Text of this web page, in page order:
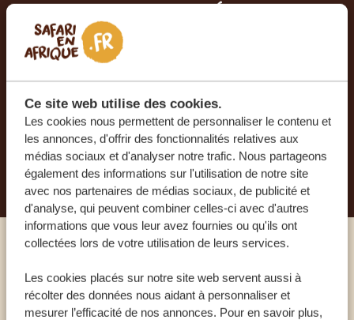
Ce site web utilise des cookies.
Les cookies nous permettent de personnaliser le contenu et
les annonces, d'offrir des fonctionnalités relatives aux
médias sociaux et d'analyser notre trafic. Nous partageons
également des informations sur l'utilisation de notre site
avec nos partenaires de médias sociaux, de publicité et
d'analyse, qui peuvent combiner celles-ci avec d'autres
informations que vous leur avez fournies ou qu'ils ont
collectées lors de votre utilisation de leurs services.
Les cookies placés sur notre site web servent aussi à
récolter des données nous aidant à personnaliser et
mesurer l’efficacité de nos annonces. Pour en savoir plus,
Laissez-nous créer votre
voyage sur mesure
RECEVEZ UN DEVIS GRATUIT, SANS
ENGAGEMENT
PLANIFIEZ VOTRE AVENTURE
Appelez un expert
NOS SPÉCIALISTES SONT LÀ POUR VOUS